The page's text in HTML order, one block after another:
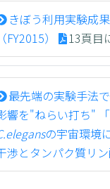
きぼう利用実験成
（FY2015）
13頁目
最先端の実験手法
響を"ねらい打ち"
の宇宙環境
渉とタンパク質リン